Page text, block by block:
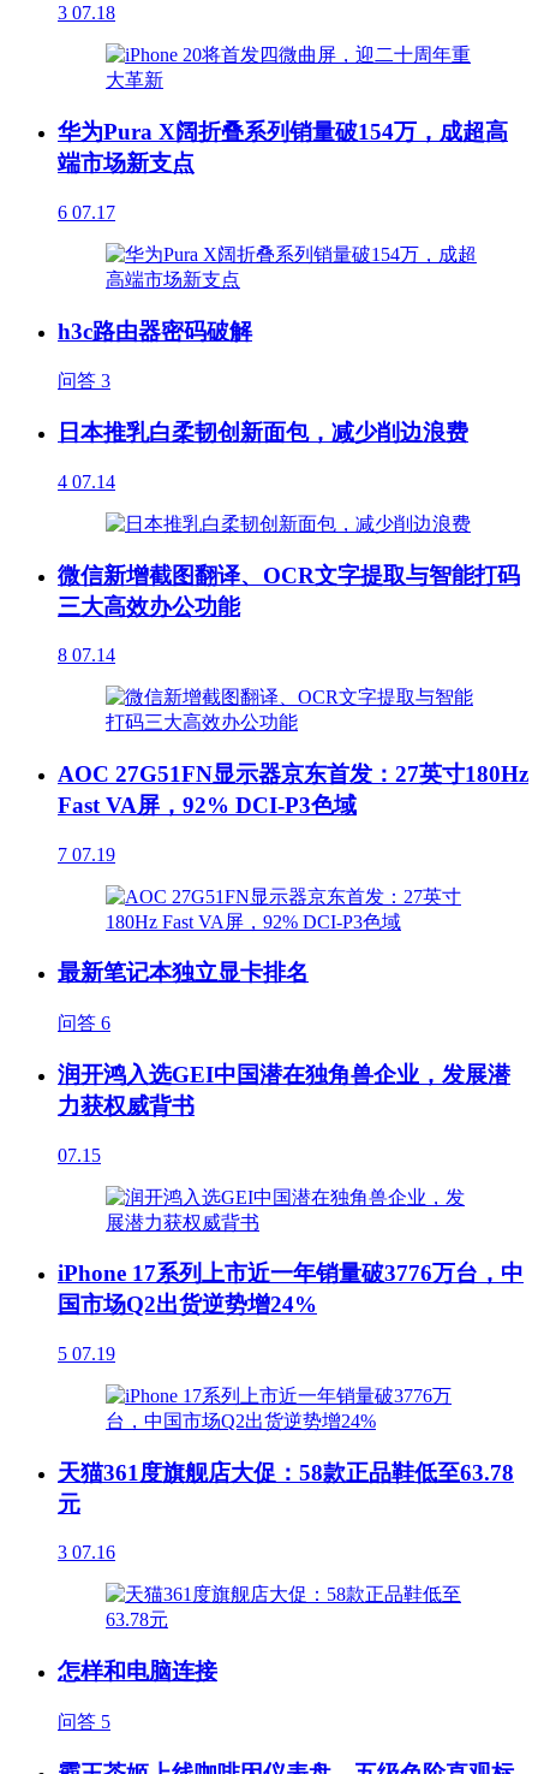
3 07.18
华为Pura X阔折叠系列销量破154万，成超高
端市场新支点
6 07.17
h3c路由器密码破解
问答 3
日本推乳白柔韧创新面包，减少削边浪费
4 07.14
微信新增截图翻译、OCR文字提取与智能打码
三大高效办公功能
8 07.14
AOC 27G51FN显示器京东首发：27英寸180Hz
Fast VA屏，92% DCI-P3色域
7 07.19
最新笔记本独立显卡排名
问答 6
润开鸿入选GEI中国潜在独角兽企业，发展潜
力获权威背书
07.15
iPhone 17系列上市近一年销量破3776万台，中
国市场Q2出货逆势增24%
5 07.19
天猫361度旗舰店大促：58款正品鞋低至63.78
元
3 07.16
怎样和电脑连接
问答 5